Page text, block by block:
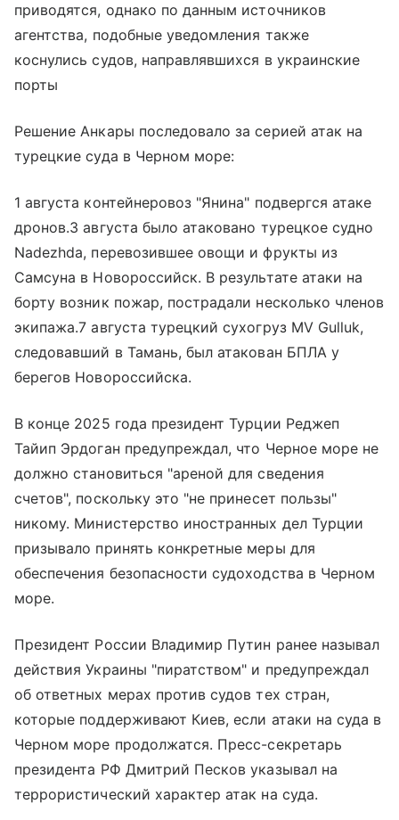
приводятся, однако по данным источников
агентства, подобные уведомления также
коснулись судов, направлявшихся в украинские
порты
Решение Анкары последовало за серией атак на
турецкие суда в Черном море:
1 августа контейнеровоз "Янина" подвергся атаке
дронов.3 августа было атаковано турецкое судно
Nadezhda, перевозившее овощи и фрукты из
Самсуна в Новороссийск. В результате атаки на
борту возник пожар, пострадали несколько членов
экипажа.7 августа турецкий сухогруз MV Gulluk,
следовавший в Тамань, был атакован БПЛА у
берегов Новороссийска.
В конце 2025 года президент Турции Реджеп
Тайип Эрдоган предупреждал, что Черное море не
должно становиться "ареной для сведения
счетов", поскольку это "не принесет пользы"
никому. Министерство иностранных дел Турции
призывало принять конкретные меры для
обеспечения безопасности судоходства в Черном
море.
Президент России Владимир Путин ранее называл
действия Украины "пиратством" и предупреждал
об ответных мерах против судов тех стран,
которые поддерживают Киев, если атаки на суда в
Черном море продолжатся. Пресс-секретарь
президента РФ Дмитрий Песков указывал на
террористический характер атак на суда.